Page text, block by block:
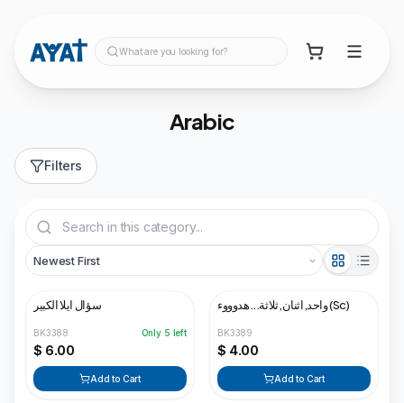
What are you looking for?
Arabic
Filters
سؤال ايلا الكبير
BK3388 Only 5 left
$ 6.00
Add to Cart
واحد,اثنان,ثلاثة...هدوووء (Sc)
BK3389
$ 4.00
Add to Cart